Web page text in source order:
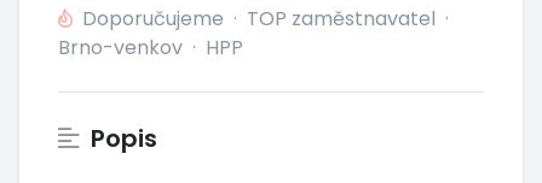
Doporučujeme · TOP zaměstnavatel ·
Brno-venkov · HPP
Popis